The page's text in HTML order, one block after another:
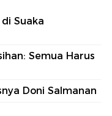
Suaka
Semua Harus
Doni Salmanan